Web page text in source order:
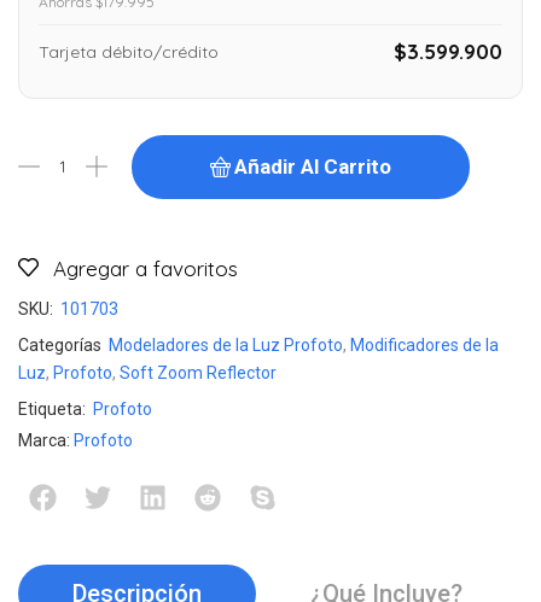
Tarjeta débito/crédito $3.599.900
Añadir Al Carrito
Agregar a favoritos
SKU: 101703
Categorías Modeladores de la Luz Profoto, Modificadores de la
Luz, Profoto, Soft Zoom Reflector
Etiqueta: Profoto
Marca: Profoto
Descripción ¿Qué Incluye?